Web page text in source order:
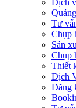
Dịch
Tư
Chụp
Sản
Chụp
Thiết
Dịch
Đăng